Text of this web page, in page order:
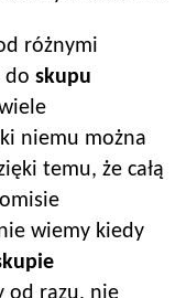
różnymi
do skupu
niemu można
temu, że całą
wiemy kiedy
ie